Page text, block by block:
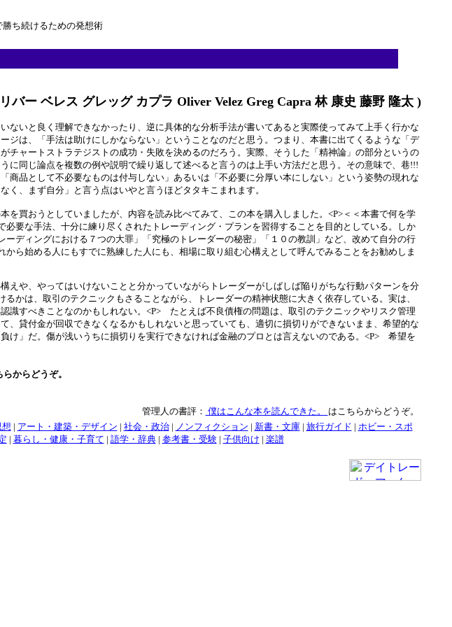
ち続けるための発想術
ー ベレス グレッグ カプラ Oliver Velez Greg Capra 林 康史 藤野 隆太 )
ないと良く理解できなかったり、逆に具体的な分析手法が書いてあると実際使ってみて上手く行かな
ジは、「手法は助けにしかならない」ということなのだと思う。つまり、本書に出てくるような「デ
チャートストラテジストの成功・失敗を決めるのだろう。実際、そうした「精神論」の部分というの
に同じ論点を複数の例や説明で繰り返して述べると言うのは上手い方法だと思う。その意味で、巷!!!
品として不必要なものは付与しない」あるいは「不必要に分厚い本にしない」という姿勢の現れな
、まず自分」と言う点はいやと言うほどタタキこまれます。
買おうとしていましたが、内容を読み比べてみて、この本を購入しました。<P>＜＜本書で何を学
要な手法、十分に練り尽くされたトレーディング・プランを習得することを目的としている。しか
ディングにおける７つの大罪」「究極のトレーダーの秘密」「１０の教訓」など、改めて自分の行
ら始める人にもすでに熟練した人にも、相場に取り組む心構えとして呼んでみることをお勧めしま
や、やってはいけないことと分かっていながらトレーダーがしばしば陥りがちな行動パターンを分
かは、取引のテクニックもさることながら、トレーダーの精神状態に大きく依存している。実は、
識すべきことなのかもしれない。<P> たとえば不良債権の問題は、取引のテクニックやリスク管理
、貸付金が回収できなくなるかもしれないと思っていても、適切に損切りができないまま、希望的な
け」だ。傷が浅いうちに損切りを実行できなければ金融のプロとは言えないのである。<P> 希望を
からどうぞ。
管理人の書評： 僕はこんな本を読んできた。 はこちらからどうぞ。
想 | アート・建築・デザイン | 社会・政治| ノンフィクション | 新書・文庫| 旅行ガイド | ホビー・スポ
| 暮らし・健康・子育て | 語学・辞典| 参考書・受験| 子供向け | 楽譜